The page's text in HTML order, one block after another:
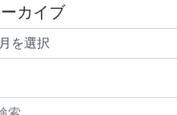
カイブ
ーカイブ
: